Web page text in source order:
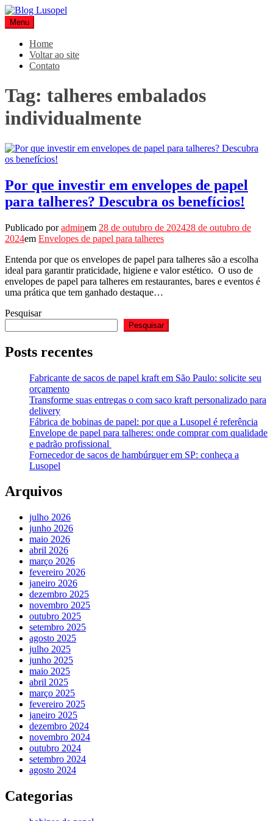
Pular
para
o
conteúdo
Blog Lusopel
Especialistas em Embalagens
Menu
Home
Voltar ao site
Contato
Tag: talheres embalados
individualmente
Por que investir em envelopes de papel
para talheres? Descubra os benefícios!
Publicado poradminem 28 de outubro de 202428 de outubro de
2024em Envelopes de papel para talheres
Entenda por que os envelopes de papel para talheres são a escolha
ideal para garantir praticidade, higiene e valor estético. O uso de
envelopes de papel para talheres em restaurantes, bares e eventos é
uma prática que tem ganhado destaque…
Pesquisar
Pesquisar
Posts recentes
Fabricante de sacos de papel kraft em São Paulo: solicite seu
orçamento
Transforme suas entregas o com saco kraft personalizado para
delivery
Fábrica de bobinas de papel: por que a Lusopel é referência
Envelope de papel para talheres: onde comprar com qualidade
e padrão profissional
Fornecedor de sacos de hambúrguer em SP: conheça a
Lusopel
Arquivos
julho 2026
junho 2026
maio 2026
abril 2026
março 2026
fevereiro 2026
janeiro 2026
dezembro 2025
novembro 2025
outubro 2025
setembro 2025
agosto 2025
julho 2025
junho 2025
maio 2025
abril 2025
março 2025
fevereiro 2025
janeiro 2025
dezembro 2024
novembro 2024
outubro 2024
setembro 2024
agosto 2024
Categorias